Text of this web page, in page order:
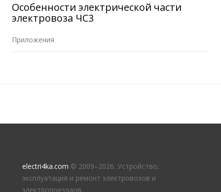
Особенности электрической части
электровоза ЧС3
Приложения
electri4ka.com © 2009–2026. Устройство,
эксплуатация и ремонт электровозов и
электропоездаов.